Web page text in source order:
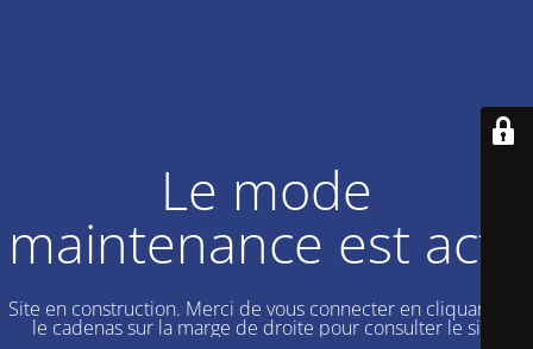
Le mode
maintenance est actif
Site en construction. Merci de vous connecter en cliquant sur
le cadenas sur la marge de droite pour consulter le site.